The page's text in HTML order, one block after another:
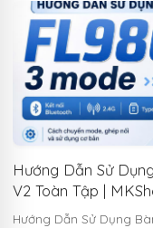
Hướng Dẫn Sử
V2 Toàn Tập |
Hướng Dẫn Sử Dụng